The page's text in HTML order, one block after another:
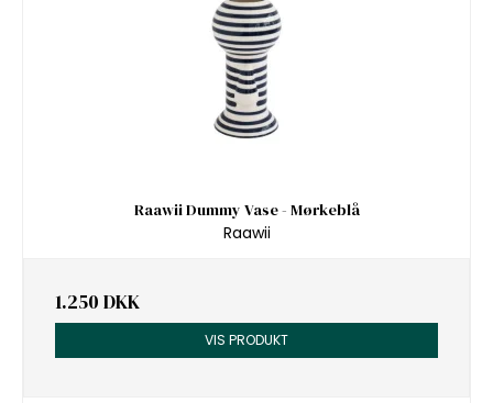
Raawii Dummy Vase - Mørkeblå
Raawii
1.250 DKK
VIS PRODUKT